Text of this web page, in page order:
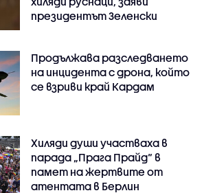
президентът Зеленски
Продължава разследването
на инцидента с дрона, който
се взриви край Кардам
Хиляди души участваха в
парада „Прага Прайд“ в
памет на жертвите от
атентата в Берлин